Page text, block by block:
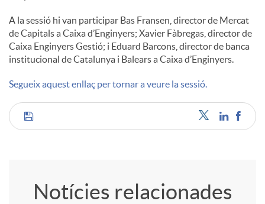
n
g
u
s
A la sessió hi van participar Bas Fransen, director de Mercat
de Capitals a Caixa d’Enginyers; Xavier Fàbregas, director de
Caixa Enginyers Gestió; i Eduard Barcons, director de banca
institucional de Catalunya i Balears a Caixa d’Enginyers.
Segueix aquest enllaç per tornar a veure la sessió.
C
Notícies relacionades